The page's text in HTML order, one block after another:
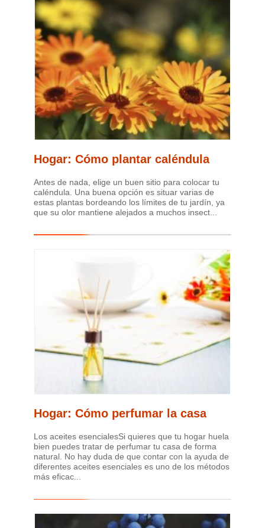
Hogar: Cómo plantar caléndula
Antes de nada, elige un buen sitio para colocar tu
caléndula. Una buena opción es situar varias de
estas plantas bordeando los límites de tu jardín, ya
que su olor mantiene alejados a muchos insect...
Hogar: Cómo perfumar la casa
Los aceites esencialesSi quieres que tu hogar huela
bien puedes tratar de perfumar tu casa de forma
natural. No hay duda de que contar con la ayuda de
diferentes aceites esenciales es uno de los métodos
más eficac...